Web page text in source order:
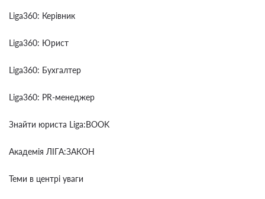
Liga360: Керівник
Liga360: Юрист
Liga360: Бухгалтер
Liga360: PR-менеджер
Знайти юриста Liga:BOOK
Академія ЛІГА:ЗАКОН
Теми в центрі уваги